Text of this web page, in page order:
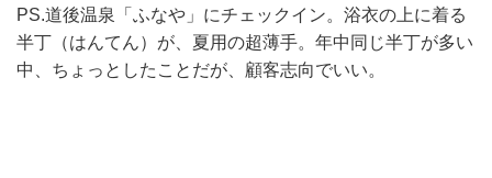
PS.道後温泉「ふなや」にチェックイン。浴衣の上に着る
半丁（はんてん）が、夏用の超薄手。年中同じ半丁が多い
中、ちょっとしたことだが、顧客志向でいい。